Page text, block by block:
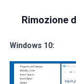
Rimozione
Windows 10: